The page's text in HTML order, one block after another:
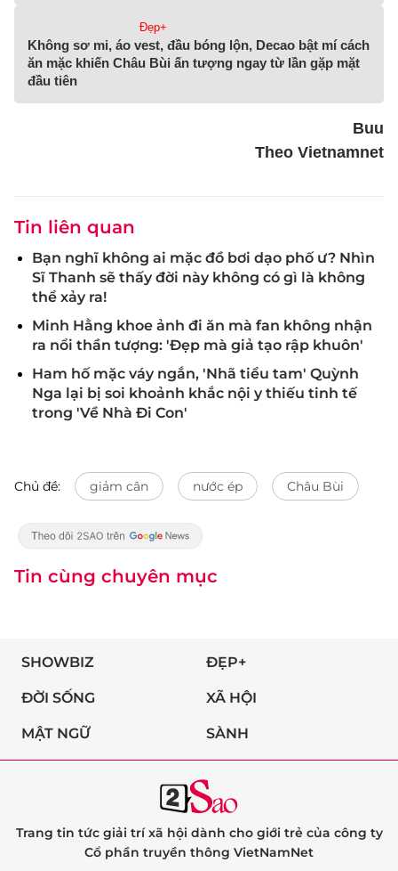
Đẹp+
Không sơ mi, áo vest, đầu bóng lộn, Decao bật mí cách
ăn mặc khiến Châu Bùi ấn tượng ngay từ lần gặp mặt
đầu tiên
Buu
Theo Vietnamnet
Tin liên quan
Bạn nghĩ không ai mặc đồ bơi dạo phố ư? Nhìn
Sĩ Thanh sẽ thấy đời này không có gì là không
thể xảy ra!
Minh Hằng khoe ảnh đi ăn mà fan không nhận
ra nổi thần tượng: 'Đẹp mà giả tạo rập khuôn'
Ham hố mặc váy ngắn, 'Nhã tiểu tam' Quỳnh
Nga lại bị soi khoảnh khắc nội y thiếu tinh tế
trong 'Về Nhà Đi Con'
Chủ đề: giảm cân nước ép Châu Bùi
Tin cùng chuyên mục
SHOWBIZ ĐẸP+
ĐỜI SỐNG XÃ HỘI
MẬT NGỮ SÀNH
Trang tin tức giải trí xã hội dành cho giới trẻ của công ty
Cổ phần truyền thông VietNamNet